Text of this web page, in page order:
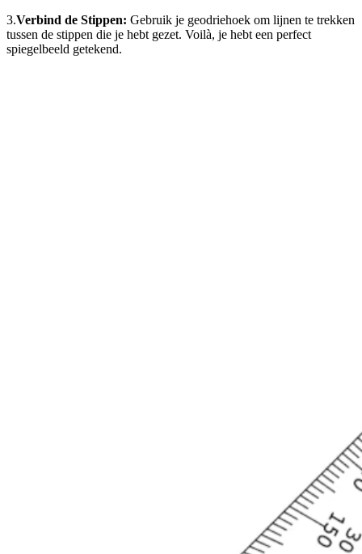
3.Verbind de Stippen: Gebruik je geodriehoek om lijnen te trekken
tussen de stippen die je hebt gezet. Voilà, je hebt een perfect
spiegelbeeld getekend.